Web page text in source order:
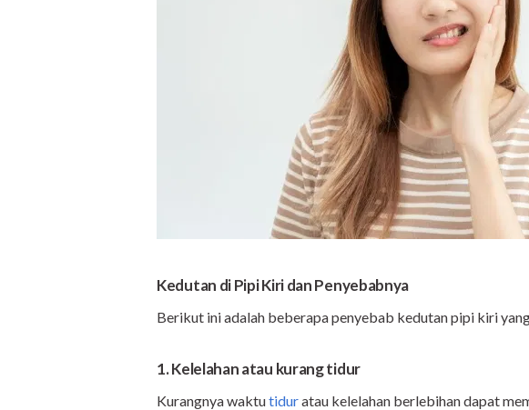
Kedutan di Pipi Kiri dan Penyebabnya
Berikut ini adalah beberapa penyebab kedutan pipi kiri
1. Kelelahan atau kurang tidur
Kurangnya waktutiduratau kelelahan berlebihan dapat